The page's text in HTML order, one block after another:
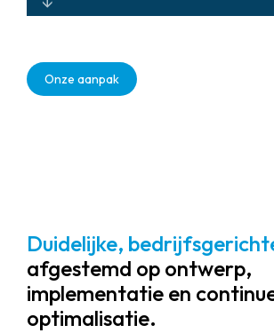
oplossingen die meegroeien
ontwikkelingen in de
Onze aanpak
Duidelijke,
afgestemd op ontwerp,
implementatie en
optimalisatie.